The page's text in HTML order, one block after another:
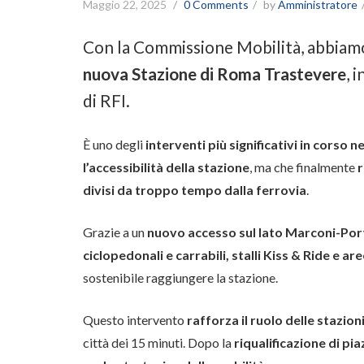
Maggio 22, 2025 0 Comments byAmministratore
Con la Commissione Mobilità,
nuova Stazione di Roma Trastevere,
di RFI.
È uno degli interventi più significativi in corso
l’accessibilità della stazione, ma che finalmente
divisi da troppo tempo dalla ferrovia.
Grazie a un nuovo accesso sul lato Marconi-
ciclopedonali e carrabili, stalli Kiss & Ride e
sostenibile raggiungere la stazione.
Questo intervento rafforza il ruolo delle
città dei 15 minuti. Dopo la riqualificazione di